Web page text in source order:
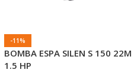
-11%
BOMBA ESPA SILEN S 150 22M
1.5 HP